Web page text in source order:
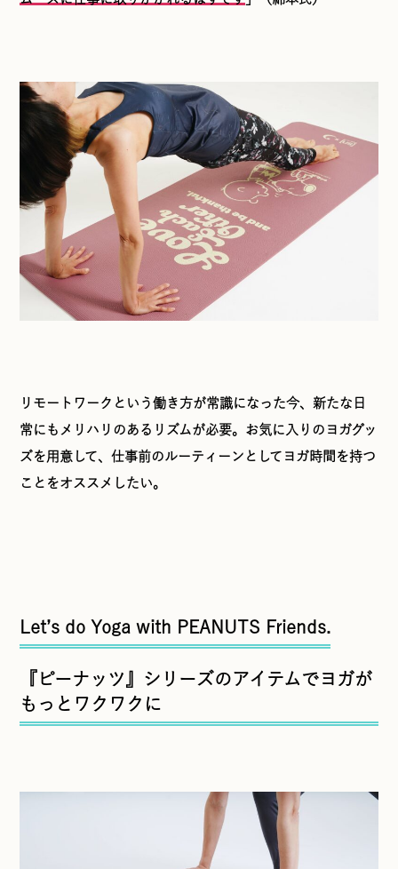
リモートワークという働き方が常識になった今、新たな日
常にもメリハリのあるリズムが必要。お気に入りのヨガグッ
ズを用意して、仕事前のルーティーンとしてヨガ時間を持つ
ことをオススメしたい。
Let’s do Yoga with PEANUTS Friends.
『ピーナッツ』シリーズのアイテムでヨガが
もっとワクワクに